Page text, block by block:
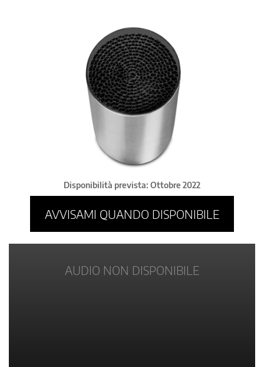
Disponibilità prevista: Ottobre 2022
AVVISAMI QUANDO DISPONIBILE
AUDIO NON DISPONIBILE